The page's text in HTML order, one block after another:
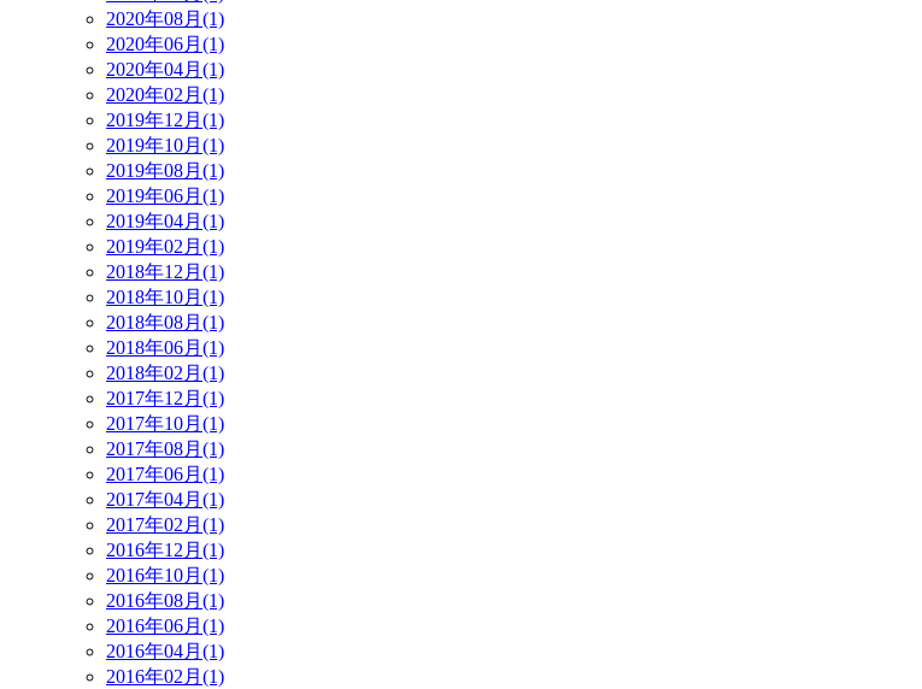
2020年08月(1)
2020年06月(1)
2020年04月(1)
2020年02月(1)
2019年12月(1)
2019年10月(1)
2019年08月(1)
2019年06月(1)
2019年04月(1)
2019年02月(1)
2018年12月(1)
2018年10月(1)
2018年08月(1)
2018年06月(1)
2018年02月(1)
2017年12月(1)
2017年10月(1)
2017年08月(1)
2017年06月(1)
2017年04月(1)
2017年02月(1)
2016年12月(1)
2016年10月(1)
2016年08月(1)
2016年06月(1)
2016年04月(1)
2016年02月(1)